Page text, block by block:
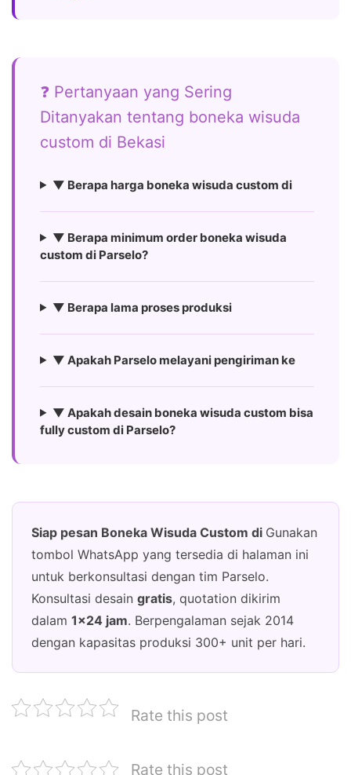
❓ Pertanyaan yang Sering
Ditanyakan tentang boneka wisuda
custom di Bekasi
▼ Berapa harga boneka wisuda custom di
▼ Berapa minimum order boneka wisuda
custom di Parselo?
▼ Berapa lama proses produksi
▼ Apakah Parselo melayani pengiriman ke
▼ Apakah desain boneka wisuda custom bisa
fully custom di Parselo?
Siap pesan Boneka Wisuda Custom di Gunakan
tombol WhatsApp yang tersedia di halaman ini
untuk berkonsultasi dengan tim Parselo.
Konsultasi desain gratis, quotation dikirim
dalam 1×24 jam. Berpengalaman sejak 2014
dengan kapasitas produksi 300+ unit per hari.
Rate this post
Rate this post